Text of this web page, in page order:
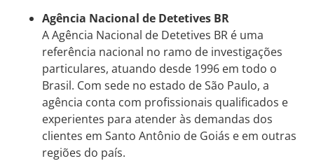
Agência Nacional de Detetives BR
A Agência Nacional de Detetives BR é uma
referência nacional no ramo de investigações
particulares, atuando desde 1996 em todo o
Brasil. Com sede no estado de São Paulo, a
agência conta com profissionais qualificados e
experientes para atender às demandas dos
clientes em Santo Antônio de Goiás e em outras
regiões do país.